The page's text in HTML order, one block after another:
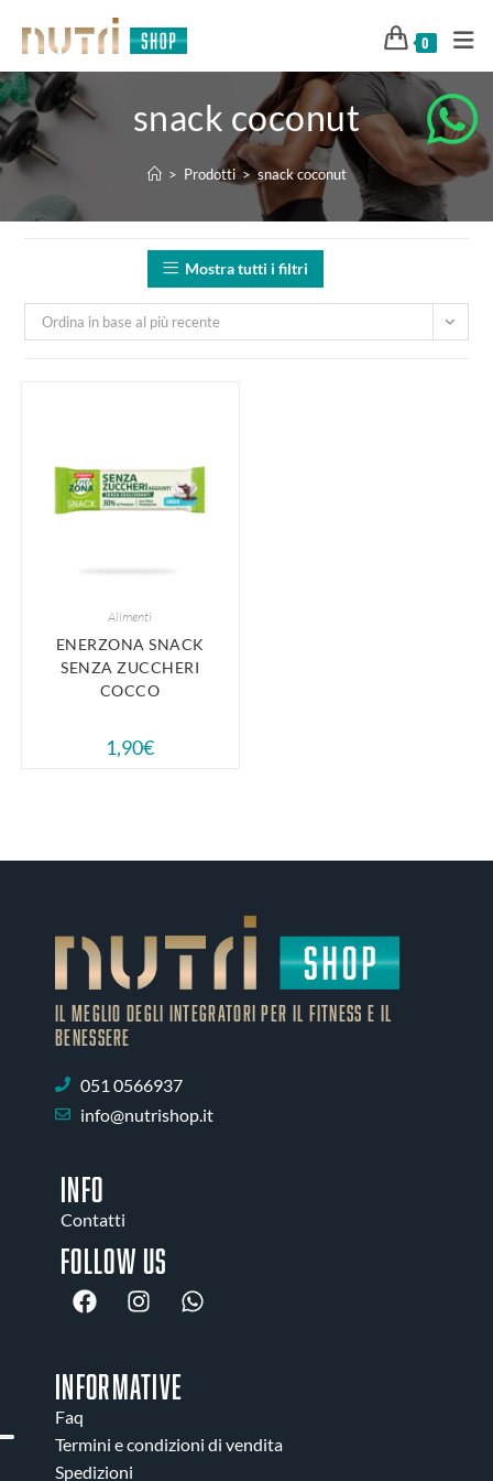
0
snack coconut
> Prodotti > snack coconut
Mostra tutti i filtri
Ordina in base al più recente
Alimenti
ENERZONA SNACK
SENZA ZUCCHERI
COCCO
1,90€
IL MEGLIO DEGLI Integratori PER IL FITNESS E IL
BENESSERE
051 0566937
info@nutrishop.it
INFO
Contatti
Follow us
INFORMATIVE
Faq
Termini e condizioni di vendita
Spedizioni